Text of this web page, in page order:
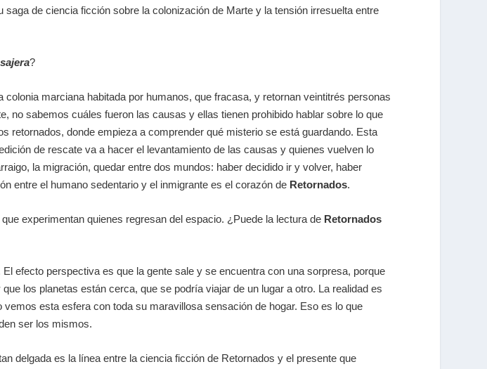
saga de ciencia ficción sobre la colonización de Marte y la tensión irresuelta entre
?
marciana habitada por humanos, que fracasa, y retornan veintitrés personas
no sabemos cuáles fueron las causas y ellas tienen prohibido hablar sobre lo que
retornados, donde empieza a comprender qué misterio se está guardando. Esta
de rescate va a hacer el levantamiento de las causas y quienes vuelven lo
la migración, quedar entre dos mundos: haber decidido ir y volver, haber
entre el humano sedentario y el inmigrante es el corazón de Retornados.
experimentan quienes regresan del espacio. ¿Puede la lectura de Retornados
efecto perspectiva es que la gente sale y se encuentra con una sorpresa, porque
los planetas están cerca, que se podría viajar de un lugar a otro. La realidad es
esta esfera con toda su maravillosa sensación de hogar. Eso es lo que
ser los mismos.
delgada es la línea entre la ciencia ficción de Retornados y el presente que